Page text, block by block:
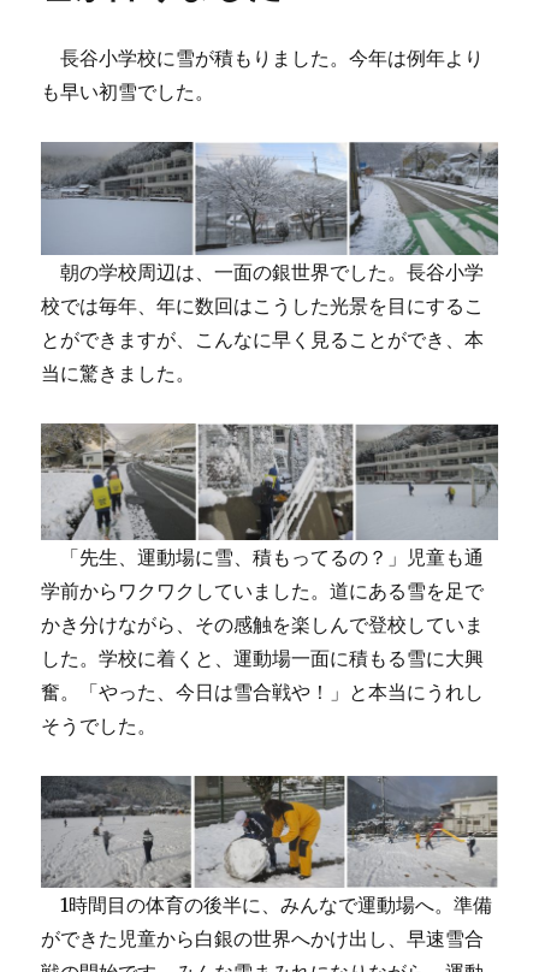
長谷小学校に雪が積もりました。今年は例年より
も早い初雪でした。
朝の学校周辺は、一面の銀世界でした。長谷小学
校では毎年、年に数回はこうした光景を目にするこ
とができますが、こんなに早く見ることができ、本
当に驚きました。
「先生、運動場に雪、積もってるの？」児童も通
学前からワクワクしていました。道にある雪を足で
かき分けながら、その感触を楽しんで登校していま
した。学校に着くと、運動場一面に積もる雪に大興
奮。「やった、今日は雪合戦や！」と本当にうれし
そうでした。
1時間目の体育の後半に、みんなで運動場へ。準備
ができた児童から白銀の世界へかけ出し、早速雪合